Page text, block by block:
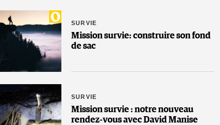
SURVIE
Mission survie: construire son fond
de sac
SURVIE
Mission survie : notre nouveau
rendez-vous avec David Manise